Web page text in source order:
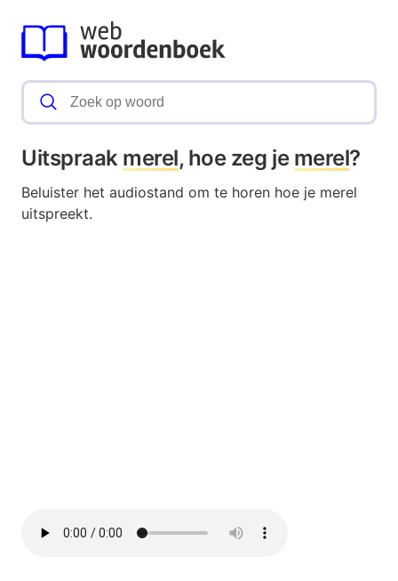
Uitspraak merel, hoe zeg je merel?
Beluister het audiostand om te horen hoe je merel
uitspreekt.